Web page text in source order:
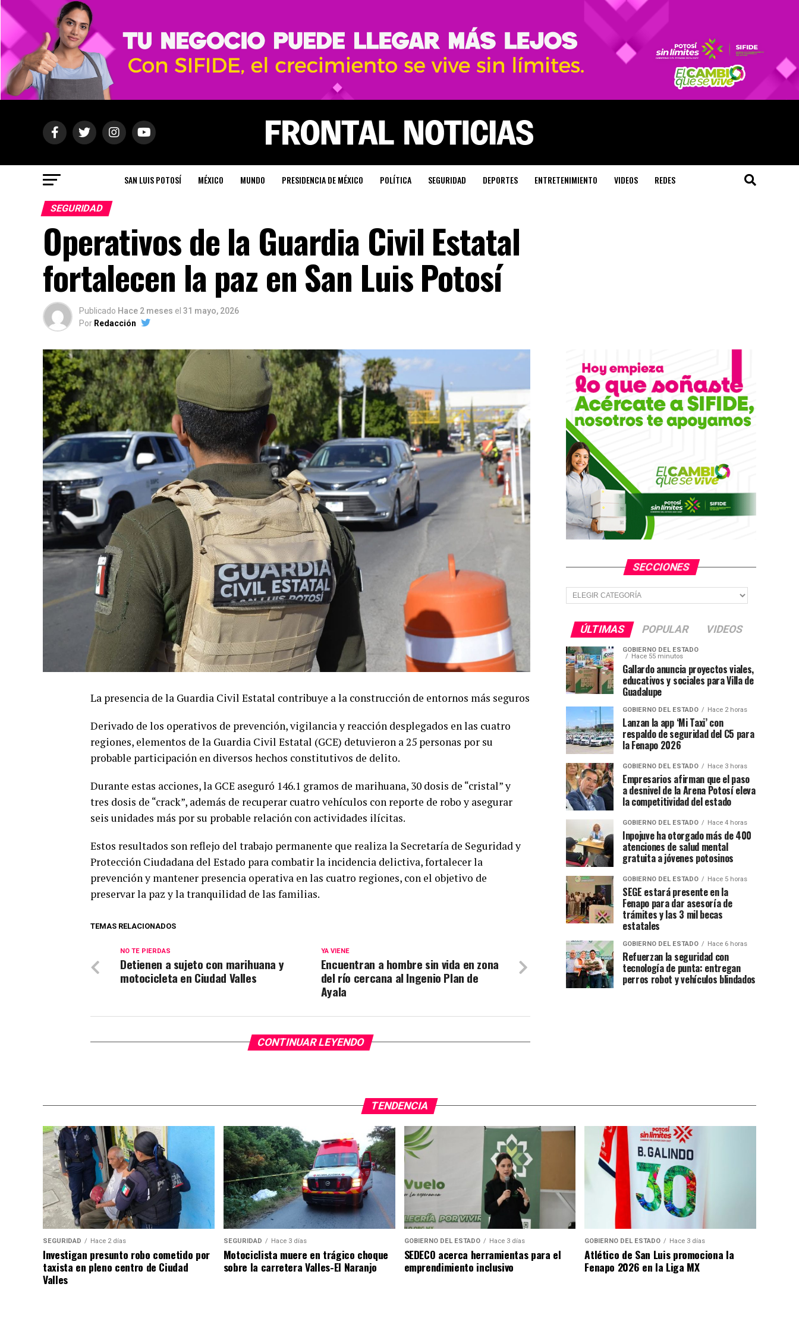
SAN LUIS POTOSÍ MÉXICO MUNDO PRESIDENCIA DE MÉXICO POLÍTICA SEGURIDAD DEPORTES ENTRETENIMIENTO VIDEOS REDES
SEGURIDAD
Operativos de la Guardia Civil Estatal
fortalecen la paz en San Luis Potosí
Publicado Hace 2 meses el 31 mayo, 2026
Por Redacción
La presencia de la Guardia Civil Estatal contribuye a la construcción de entornos más seguros
Derivado de los operativos de prevención, vigilancia y reacción desplegados en las cuatro
regiones, elementos de la Guardia Civil Estatal (GCE) detuvieron a 25 personas por su
probable participación en diversos hechos constitutivos de delito.
Durante estas acciones, la GCE aseguró 146.1 gramos de marihuana, 30 dosis de “cristal” y
tres dosis de “crack”, además de recuperar cuatro vehículos con reporte de robo y asegurar
seis unidades más por su probable relación con actividades ilícitas.
Estos resultados son reflejo del trabajo permanente que realiza la Secretaría de Seguridad y
Protección Ciudadana del Estado para combatir la incidencia delictiva, fortalecer la
prevención y mantener presencia operativa en las cuatro regiones, con el objetivo de
preservar la paz y la tranquilidad de las familias.
TEMAS RELACIONADOS
YA VIENE
Encuentran a hombre sin vida en zona
del río cercana al Ingenio Plan de
Ayala
NO TE PIERDAS
Detienen a sujeto con marihuana y
motocicleta en Ciudad Valles
CONTINUAR LEYENDO
SECCIONES
Secciones
ÚLTIMAS POPULAR VIDEOS
GOBIERNO DEL ESTADO
Hace 55 minutos
Gallardo anuncia proyectos viales,
educativos y sociales para Villa de
Guadalupe
GOBIERNO DEL ESTADO Hace 2 horas
Lanzan la app ‘Mi Taxi’ con
respaldo de seguridad del C5 para
la Fenapo 2026
GOBIERNO DEL ESTADO Hace 3 horas
Empresarios afirman que el paso
a desnivel de la Arena Potosí eleva
la competitividad del estado
GOBIERNO DEL ESTADO Hace 4 horas
Inpojuve ha otorgado más de 400
atenciones de salud mental
gratuita a jóvenes potosinos
GOBIERNO DEL ESTADO Hace 5 horas
SEGE estará presente en la
Fenapo para dar asesoría de
trámites y las 3 mil becas
estatales
GOBIERNO DEL ESTADO Hace 6 horas
Refuerzan la seguridad con
tecnología de punta: entregan
perros robot y vehículos blindados
TENDENCIA
SEGURIDAD Hace 2 días
Investigan presunto robo cometido por
taxista en pleno centro de Ciudad
Valles
SEGURIDAD Hace 3 días
Motociclista muere en trágico choque
sobre la carretera Valles-El Naranjo
GOBIERNO DEL ESTADO Hace 3 días
SEDECO acerca herramientas para el
emprendimiento inclusivo
GOBIERNO DEL ESTADO Hace 3 días
Atlético de San Luis promociona la
Fenapo 2026 en la Liga MX